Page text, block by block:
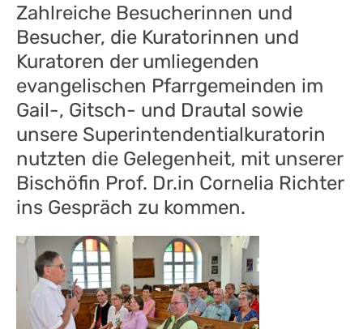
Zahlreiche Besucherinnen und
Besucher, die Kuratorinnen und
Kuratoren der umliegenden
evangelischen Pfarrgemeinden im
Gail-, Gitsch- und Drautal sowie
unsere Superintendentialkuratorin
nutzten die Gelegenheit, mit unserer
Bischöfin Prof. Dr.in Cornelia Richter
ins Gespräch zu kommen.